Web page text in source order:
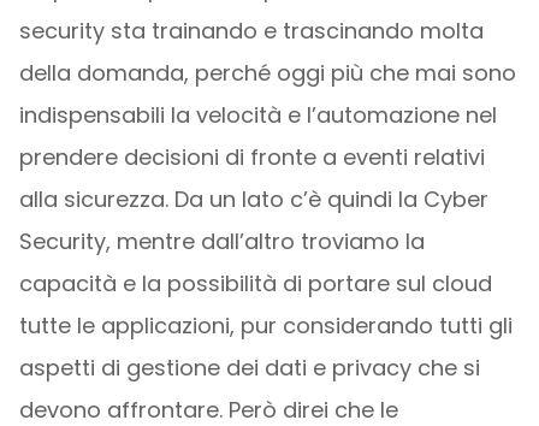
security sta trainando e trascinando molta
della domanda, perché oggi più che mai sono
indispensabili la velocità e l’automazione nel
prendere decisioni di fronte a eventi relativi
alla sicurezza. Da un lato c’è quindi la Cyber
Security, mentre dall’altro troviamo la
capacità e la possibilità di portare sul cloud
tutte le applicazioni, pur considerando tutti gli
aspetti di gestione dei dati e privacy che si
devono affrontare. Però direi che le